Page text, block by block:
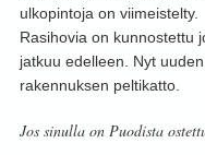
ulkopintoja on viimeistelty.
Rasihovia on kunnostettu
jatkuu edelleen. Nyt
rakennuksen peltikatto.
Jos sinulla on Puodista